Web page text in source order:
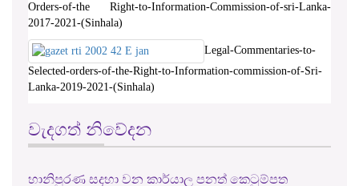
Orders-of-the Right-to-Information-Commission-of-sri-Lanka-
2017-2021-(Sinhala)
Legal-Commentaries-to-
Selected-orders-of-the-Right-to-Information-commission-of-Sri-
Lanka-2019-2021-(Sinhala)
වැදගත් නිවේදන
හානිපුරණ සදහා වන කාර්යාල පනත් කෙටුම්පත